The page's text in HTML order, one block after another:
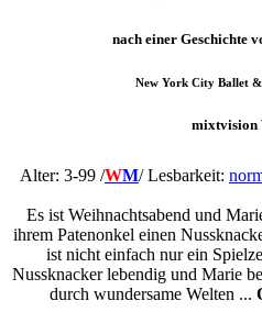
nach einer Geschichte
New York City Ballet
mixtvision
Alter: 3-99 /WM/ Lesbarkeit:
Es ist Weihnachtsabend und
ihrem Patenonkel einen
ist nicht einfach nur ein
Nussknacker lebendig und Marie
durch wundersame Welten ...